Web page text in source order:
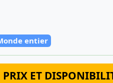
entier
PRIX ET